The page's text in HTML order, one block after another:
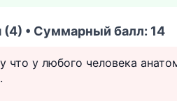
(4) • Суммарный балл: 14
что у любого человека